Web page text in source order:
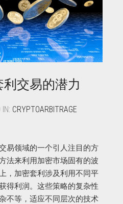
交易的潜力
CRYPTOARBITRAGE
易领域的一个引人注目的方
法来利用加密市场固有的波
，加密套利涉及利用不同平
得利润。这些策略的复杂性
不等，适应不同层次的技术